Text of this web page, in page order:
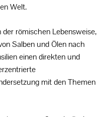
Welt.
römischen Lebensweise,
Salben und Ölen nach
einen direkten und
mit den Themen